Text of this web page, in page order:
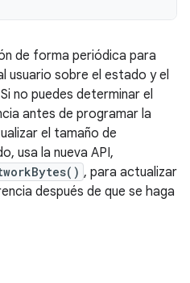
de forma periódica para
usuario sobre el estado y el
no puedes determinar el
antes de programar la
el tamaño de
usa la nueva API,
, para actualizar
después de que se haga